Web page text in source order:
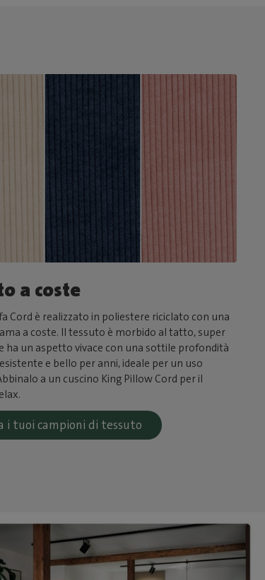
a coste
Cord è realizzato in poliestere riciclato con una
a coste. Il tessuto è morbido al tatto, super
ha un aspetto vivace con una sottile profondità
e bello per anni, ideale per un uso
a un cuscino King Pillow Cord per il
i tuoi campioni di tessuto